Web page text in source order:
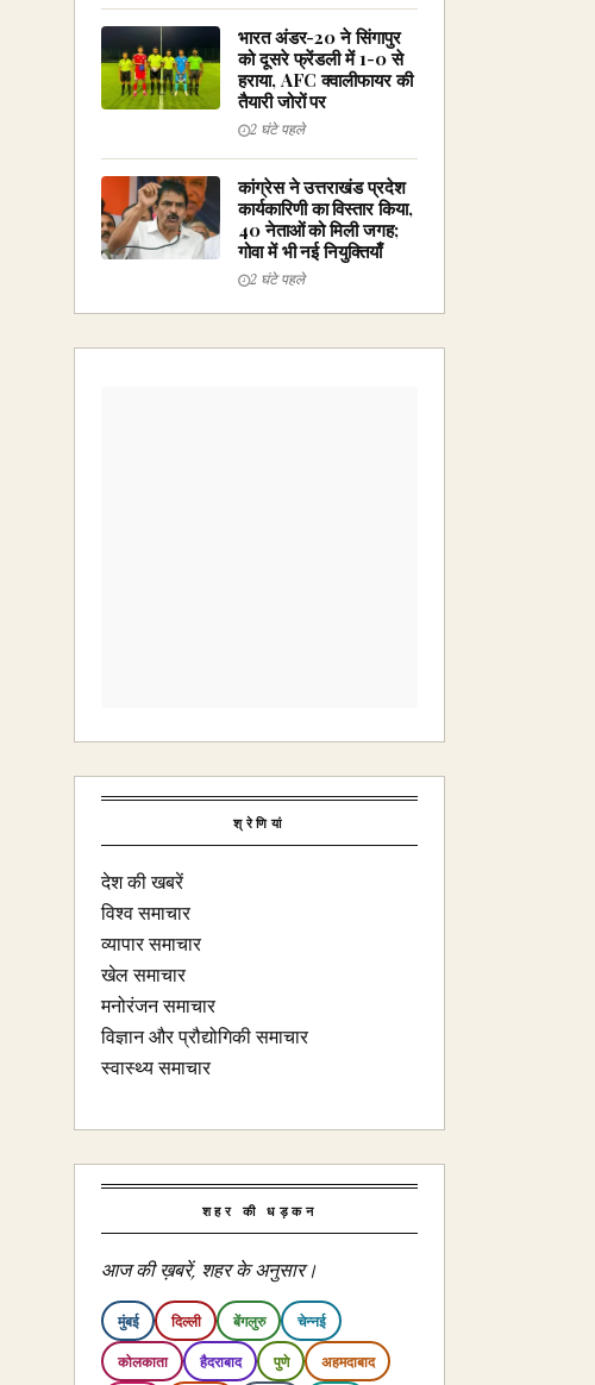
भारत अंडर-20 ने सिंगापुर
को दूसरे फ्रेंडली में 1-0 से
हराया, AFC क्वालीफायर की
तैयारी जोरों पर
2 घंटे पहले
कांग्रेस ने उत्तराखंड प्रदेश
कार्यकारिणी का विस्तार किया,
40 नेताओं को मिली जगह;
गोवा में भी नई नियुक्तियाँ
2 घंटे पहले
श्रेणियां
देश की खबरें
विश्व समाचार
व्यापार समाचार
खेल समाचार
मनोरंजन समाचार
विज्ञान और प्रौद्योगिकी समाचार
स्वास्थ्य समाचार
शहर की धड़कन
आज की ख़बरें, शहर के अनुसार।
मुंबई दिल्ली बेंगलुरु चेन्नई
कोलकाता हैदराबाद पुणे अहमदाबाद